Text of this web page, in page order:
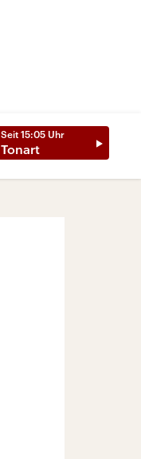
Seit 15:05 Uhr
Tonart